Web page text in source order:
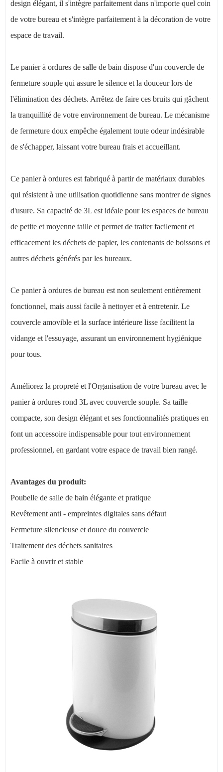
design élégant, il s'intègre parfaitement dans n'importe quel coin
de votre bureau et s'intègre parfaitement à la décoration de votre
espace de travail.
Le panier à ordures de salle de bain dispose d'un couvercle de
fermeture souple qui assure le silence et la douceur lors de
l'élimination des déchets. Arrêtez de faire ces bruits qui gâchent
la tranquillité de votre environnement de bureau. Le mécanisme
de fermeture doux empêche également toute odeur indésirable
de s'échapper, laissant votre bureau frais et accueillant.
Ce panier à ordures est fabriqué à partir de matériaux durables
qui résistent à une utilisation quotidienne sans montrer de signes
d'usure. Sa capacité de 3L est idéale pour les espaces de bureau
de petite et moyenne taille et permet de traiter facilement et
efficacement les déchets de papier, les contenants de boissons et
autres déchets générés par les bureaux.
Ce panier à ordures de bureau est non seulement entièrement
fonctionnel, mais aussi facile à nettoyer et à entretenir. Le
couvercle amovible et la surface intérieure lisse facilitent la
vidange et l'essuyage, assurant un environnement hygiénique
pour tous.
Améliorez la propreté et l'Organisation de votre bureau avec le
panier à ordures rond 3L avec couvercle souple. Sa taille
compacte, son design élégant et ses fonctionnalités pratiques en
font un accessoire indispensable pour tout environnement
professionnel, en gardant votre espace de travail bien rangé.
Avantages du produit:
Poubelle de salle de bain élégante et pratique
Revêtement anti - empreintes digitales sans défaut
Fermeture silencieuse et douce du couvercle
Traitement des déchets sanitaires
Facile à ouvrir et stable